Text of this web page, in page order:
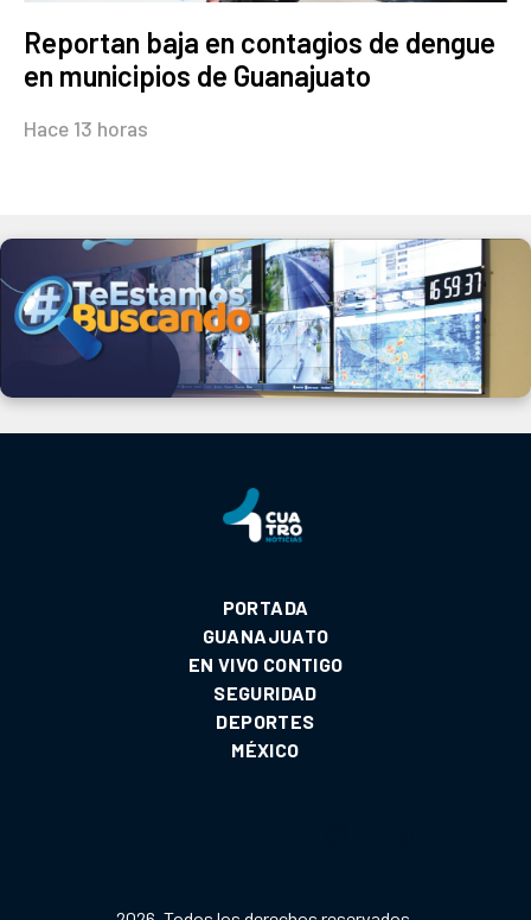
Reportan baja en contagios de dengue
en municipios de Guanajuato
Hace 13 horas
PORTADA
GUANAJUATO
EN VIVO CONTIGO
SEGURIDAD
DEPORTES
MÉXICO